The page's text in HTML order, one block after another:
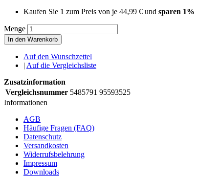
Kaufen Sie 1 zum Preis von je 44,99 € und sparen 1%
Menge
In den Warenkorb
Auf den Wunschzettel
| Auf die Vergleichsliste
Zusatzinformation
Vergleichsnummer 5485791 95593525
Informationen
AGB
Häufige Fragen (FAQ)
Datenschutz
Versandkosten
Widerrufsbelehrung
Impressum
Downloads